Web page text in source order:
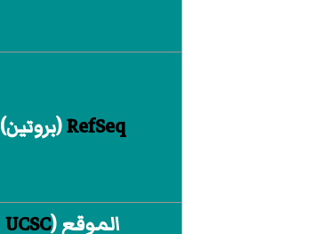
RefSeq(بروتين)
الموقع (UCSC